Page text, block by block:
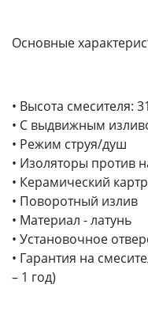
Основные
• Высота смесителя:
• С выдвижным
• Режим струя/душ
• Изоляторы против
• Керамический
• Поворотный излив
• Материал - латунь
• Установочное
• Гарантия на
– 1 год)